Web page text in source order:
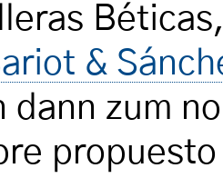
&
dann zum